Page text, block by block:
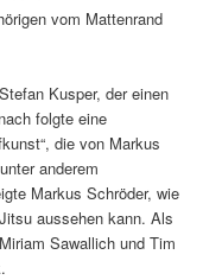
vom Mattenrand
Kusper, der einen
folgte eine
die von Markus
anderem
Markus Schröder, wie
aussehen kann. Als
Sawallich und Tim